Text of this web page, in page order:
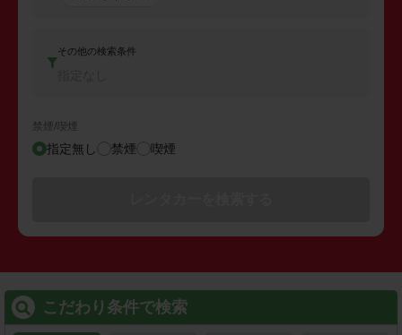
その他の検索条件
禁煙/喫煙
指定無し 禁煙 喫煙
こだわり条件で検索